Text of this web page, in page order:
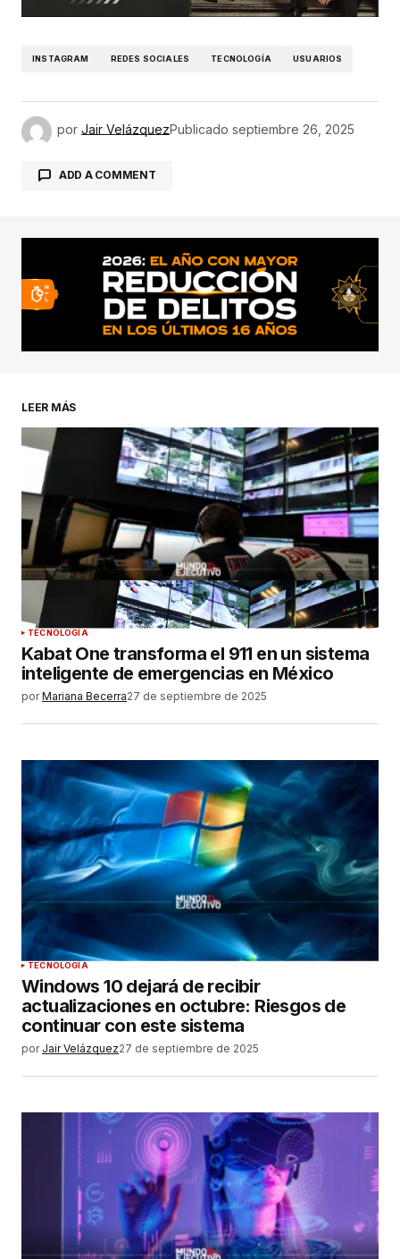
INSTAGRAM REDES SOCIALES TECNOLOGÍA USUARIOS
por Jair VelázquezPublicado septiembre 26, 2025
ADD A COMMENT
conectado
LEER MÁS
TECNOLOGÍA
Kabat One transforma el 911 en un sistema
inteligente de emergencias en México
por Mariana Becerra27 de septiembre de 2025
TECNOLOGÍA
Windows 10 dejará de recibir
actualizaciones en octubre: Riesgos de
continuar con este sistema
por Jair Velázquez27 de septiembre de 2025